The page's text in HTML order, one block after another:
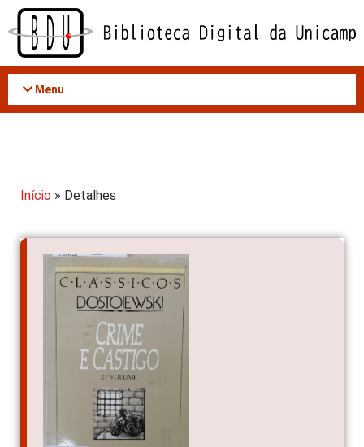
Acessar
conteúdo
Menu
Início » Detalhes